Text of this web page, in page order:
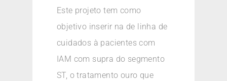
Este projeto tem como
objetivo inserir na de linha de
cuidados à pacientes com
IAM com supra do segmento
ST, o tratamento ouro que